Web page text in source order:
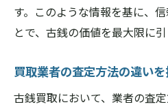
す。このような情報を基に、
とで、古銭の価値を最大限に
買取業者の査定方法の違い
古銭買取において、業者の査